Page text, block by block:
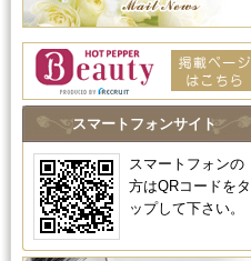
スマートフォンサイト
スマートフォンの
方はQRコードをタ
ップして下さい。